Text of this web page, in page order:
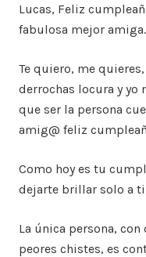
Lucas, Feliz
fabulosa mejor amiga.
Te quiero, me
derrochas locura y yo
que ser la persona
amig@ feliz
Como hoy es tu
dejarte brillar solo a
La única persona,
peores chistes, es